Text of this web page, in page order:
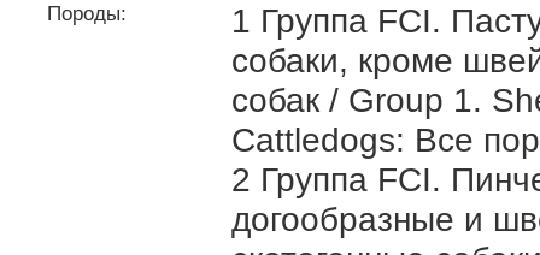
Породы:
1 Группа FCI.
собаки, кроме
собак / Group 1.
Cattledogs: Все
2 Группа FCI.
догообразные и